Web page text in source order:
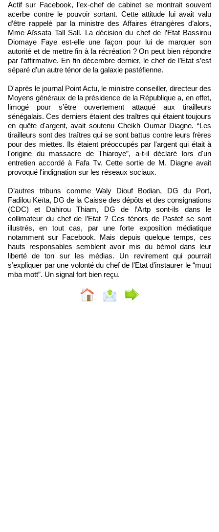
Actif sur Facebook, l’ex-chef de cabinet se montrait souvent
acerbe contre le pouvoir sortant. Cette attitude lui avait valu
d’être rappelé par la ministre des Affaires étrangères d’alors,
Mme Aïssata Tall Sall. La décision du chef de l’Etat Bassirou
Diomaye Faye est-elle une façon pour lui de marquer son
autorité et de mettre fin à la récréation ? On peut bien répondre
par l’affirmative. En fin décembre dernier, le chef de l’Etat s’est
séparé d’un autre ténor de la galaxie pastéfienne.
D'après le journal Point Actu, le ministre conseiller, directeur des
Moyens généraux de la présidence de la République a, en effet,
limogé pour s’être ouvertement attaqué aux tirailleurs
sénégalais. Ces derniers étaient des traîtres qui étaient toujours
en quête d'argent, avait soutenu Cheikh Oumar Diagne. “Les
tirailleurs sont des traîtres qui se sont battus contre leurs frères
pour des miettes. Ils étaient préoccupés par l'argent qui était à
l'origine du massacre de Thiaroye”, a-t-il déclaré lors d'un
entretien accordé à Fafa Tv. Cette sortie de M. Diagne avait
provoqué l'indignation sur les réseaux sociaux.
D’autres tribuns comme Waly Diouf Bodian, DG du Port,
Fadilou Keïta, DG de la Caisse des dépôts et des consignations
(CDC) et Dahirou Thiam, DG de l’Artp sont-ils dans le
collimateur du chef de l’Etat ? Ces ténors de Pastef se sont
illustrés, en tout cas, par une forte exposition médiatique
notamment sur Facebook. Mais depuis quelque temps, ces
hauts responsables semblent avoir mis du bémol dans leur
liberté de ton sur les médias. Un revirement qui pourrait
s’expliquer par une volonté du chef de l’Etat d’instaurer le “muut
mba mott”. Un signal fort bien reçu.